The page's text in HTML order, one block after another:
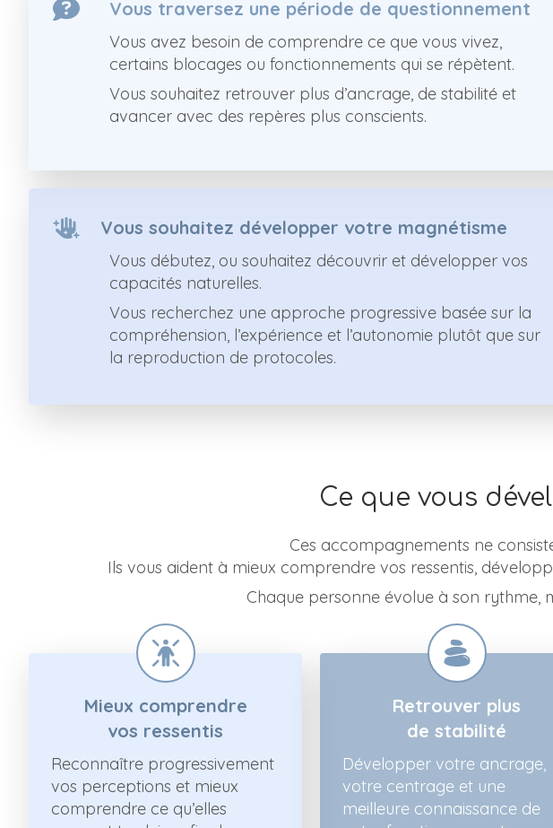
Vous traversez une période de questionnement
Vous avez besoin de comprendre ce que vous vivez,
certains blocages ou fonctionnements qui se répètent.
Vous souhaitez retrouver plus d’ancrage, de stabilité et
avancer avec des repères plus conscients.
Vous souhaitez développer votre magnétisme
Vous débutez, ou souhaitez découvrir et développer vos
capacités naturelles.
Vous recherchez une approche progressive basée sur la
compréhension, l’expérience et l’autonomie plutôt que sur
la reproduction de protocoles.
Ce que vous
Ces accompagnements ne
Ils vous aident à mieux comprendre vos ressentis,
Chaque personne évolue à son rythme,
Mieux comprendre
vos ressentis
Reconnaître progressivement
vos perceptions et mieux
comprendre ce qu’elles
Retrouver plus
de stabilité
Développer votre ancrage,
votre centrage et une
meilleure connaissance de